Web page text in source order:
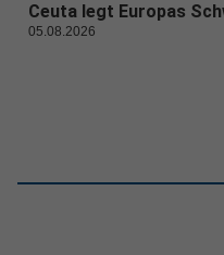
Ceuta legt Europas
05.08.2026